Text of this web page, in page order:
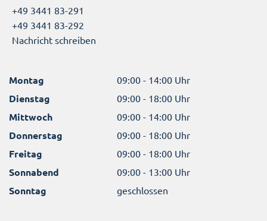
+49 3441 83-291
+49 3441 83-292
Nachricht schreiben
Montag 09:00 - 14:00 Uhr
Dienstag 09:00 - 18:00 Uhr
Mittwoch 09:00 - 14:00 Uhr
Donnerstag 09:00 - 18:00 Uhr
Freitag 09:00 - 18:00 Uhr
Sonnabend 09:00 - 13:00 Uhr
Sonntag geschlossen